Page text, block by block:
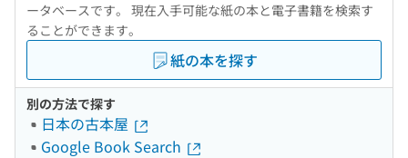
ータベースです。 現在入手可能な紙の本と電子書籍を検索す
ることができます。
紙の本を探す
別の方法で探す
日本の古本屋
Google Book Search